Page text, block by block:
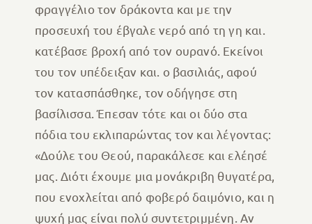
φραγγέλιο τον δράκοντα και με την
προσευχή του έβγαλε νερό από τη γη και.
κατέβασε βροχή από τον ουρανό. Εκείνοι
του τον υπέδειξαν και. ο βασιλιάς, αφού
τον κατασπάσθηκε, τον οδήγησε στη
βασίλισσα. Έπεσαν τότε και οι δύο στα
πόδια του εκλιπαρώντας τον και λέγοντας:
«Δούλε του Θεού, παρακάλεσε και ελέησέ
μας. Διότι έχουμε μια μονάκριβη θυγατέρα,
που ενοχλείται από φοβερό δαιμόνιο, και η
ψυχή μας είναι πολύ συντετριμμένη. Αν